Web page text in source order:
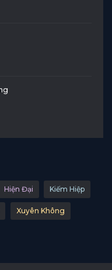
Hiện Đại Kiếm Hiệp
Xuyên Không